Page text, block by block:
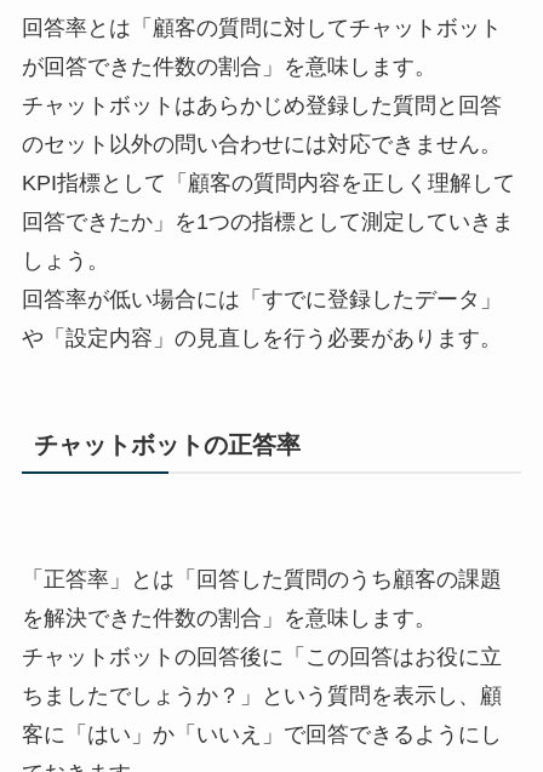
回答率とは「顧客の質問に対してチャットボット
が回答できた件数の割合」を意味します。
チャットボットはあらかじめ登録した質問と回答
のセット以外の問い合わせには対応できません。
KPI指標として「顧客の質問内容を正しく理解して
回答できたか」を1つの指標として測定していきま
しょう。
回答率が低い場合には「すでに登録したデータ」
や「設定内容」の見直しを行う必要があります。
チャットボットの正答率
「正答率」とは「回答した質問のうち顧客の課題
を解決できた件数の割合」を意味します。
チャットボットの回答後に「この回答はお役に立
ちましたでしょうか？」という質問を表示し、顧
客に「はい」か「いいえ」で回答できるようにし